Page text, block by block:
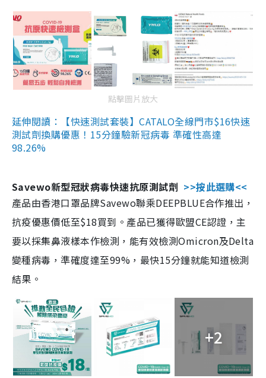
點擊圖片放大
延伸閱讀：【快速測試套裝】CATALO全線門市$16快速
測試劑換購優惠！15分鐘驗新冠病毒 準確性高達
98.26%
Savewo新型冠狀病毒快速抗原測試劑 >>按此選購<<
產品由香港口罩品牌Savewo聯乘DEEPBLUE合作推出，
抗疫優惠價低至$18買到。產品已獲得歐盟CE認證，主
要以採集鼻液樣本作檢測，能有效檢測Omicron及Delta
變種病毒，準確度達至99%，最快15分鐘就能知道檢測
結果。
+2